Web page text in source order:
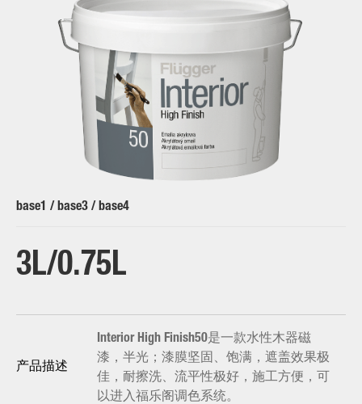
base1 / base3 / base4
3L/0.75L
产品描述
Interior High Finish50是一款水性木器磁
漆，半光；漆膜坚固、饱满，遮盖效果极
佳，耐擦洗、流平性极好，施工方便，可
以进入福乐阁调色系统。